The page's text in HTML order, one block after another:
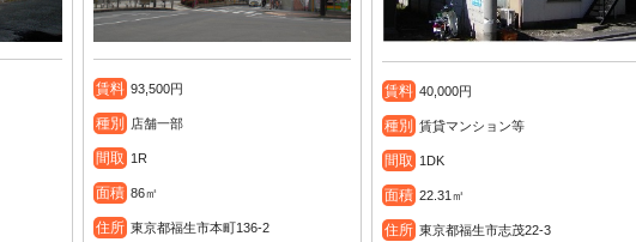
賃料 93,500円
種別 店舗一部
間取 1R
面積 86㎡
住所 東京都福生市本町136-2
賃料 40,000円
種別 賃貸マンション等
間取 1DK
面積 22.31㎡
住所 東京都福生市志茂22-3